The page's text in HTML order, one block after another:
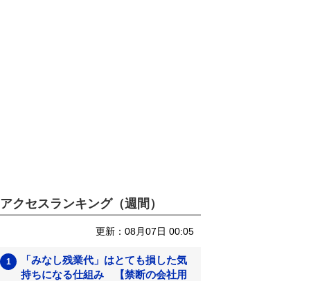
アクセスランキング（週間）
更新：08月07日 00:05
「みなし残業代」はとても損した気
持ちになる仕組み 【禁断の会社用